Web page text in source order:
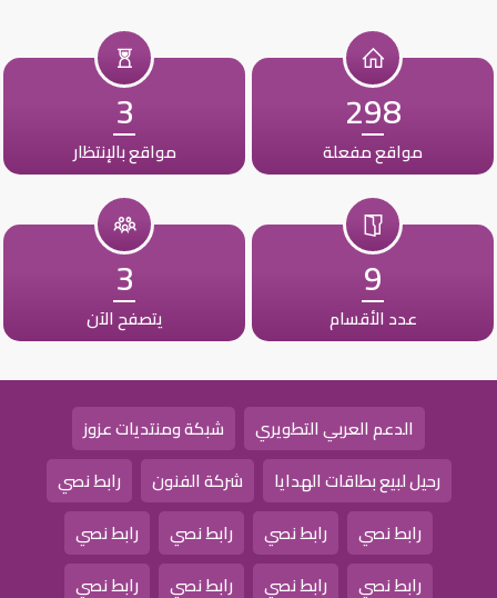
298
مواقع مفعلة
3
مواقع بالإنتظار
9
عدد الأقسام
3
يتصفح الآن
الدعم العربي التطويري
شبكة ومنتديات عزوز
رحيل لبيع بطاقات الهدايا
شركة الفنون
رابط نصي
رابط نصي
رابط نصي رابط نصي
رابط نصي
رابط نصي
رابط نصي رابط نصي رابط نصي